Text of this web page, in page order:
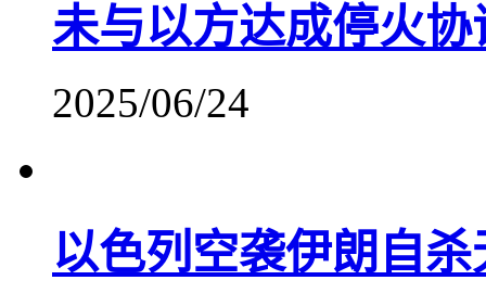
未与以方达成停火
2025/06/24
以色列空袭伊朗自